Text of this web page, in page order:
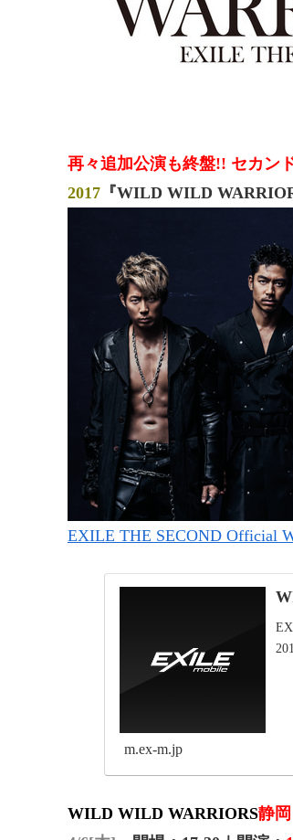
再々追加公演も終盤!! セカン
2017 『WILD WILD
EXILE THE SECOND Official
m.ex-m.jp
WILD WILD WARRIORS静